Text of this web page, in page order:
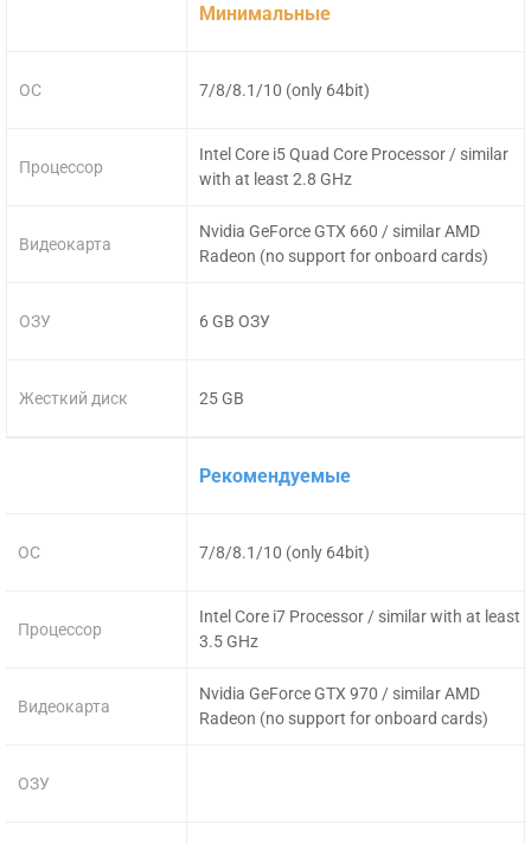
ОС
Процессор
Видеокарта
ОЗУ
Жесткий диск
Минимальные
7/8/8.1/10 (only 64bit)
Intel Core i5 Quad Core Processor / similar
with at least 2.8 GHz
Nvidia GeForce GTX 660 / similar AMD
Radeon (no support for onboard cards)
6 GB ОЗУ
25 GB
ОС
Процессор
Видеокарта
ОЗУ
Рекомендуемые
7/8/8.1/10 (only 64bit)
Intel Core i7 Processor / similar with at least
3.5 GHz
Nvidia GeForce GTX 970 / similar AMD
Radeon (no support for onboard cards)